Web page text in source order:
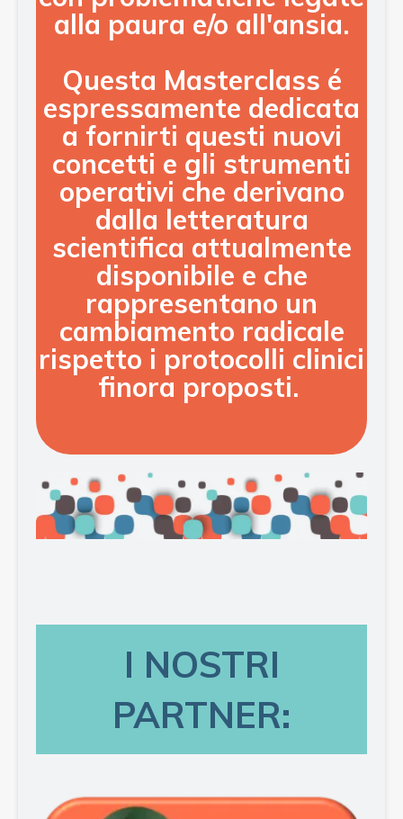
alla paura e/o all'ansia.
Questa Masterclass é
espressamente dedicata
a fornirti questi nuovi
concetti e gli strumenti
operativi che derivano
dalla letteratura
scientifica attualmente
disponibile e che
rappresentano un
cambiamento radicale
rispetto i protocolli clinici
finora proposti.
I NOSTRI
PARTNER: